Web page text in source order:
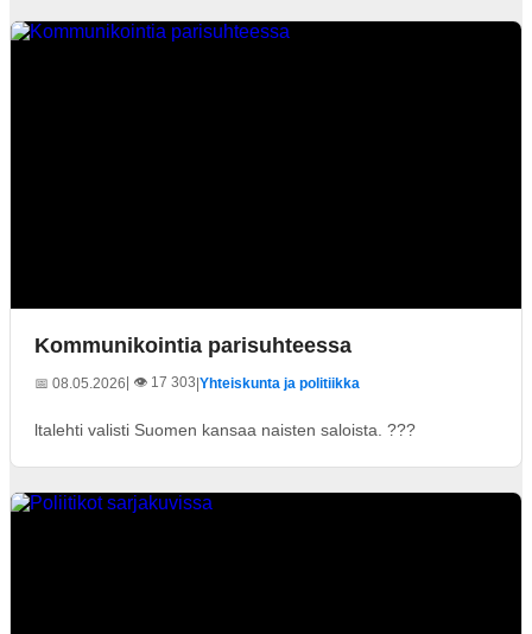
Kommunikointia parisuhteessa
📅 08.05.2026| 👁️ 17 303 Yhteiskunta ja politiikka
ltalehti valisti Suomen kansaa naisten saloista. ???